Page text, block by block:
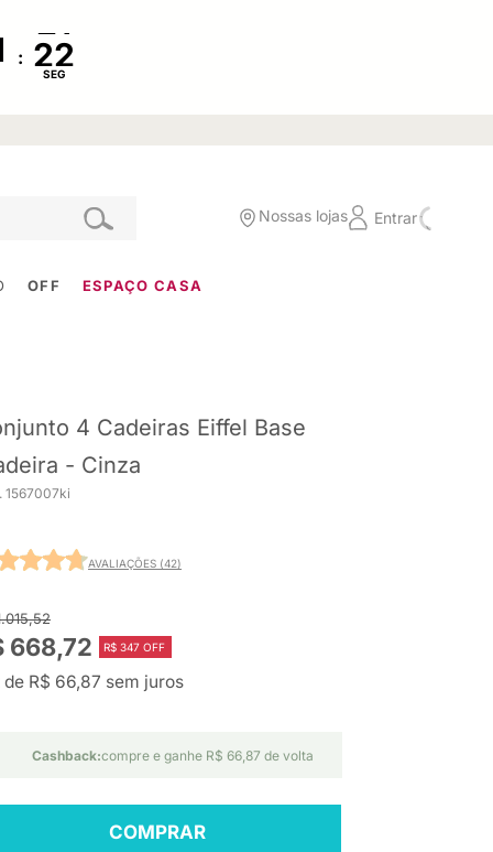
:
SEG
Nossas lojas Entrar
OFF ESPAÇO CASA
4 Cadeiras Eiffel Base
- Cinza
1567007ki
AVALIAÇÕES (42)
668,72 R$ 347 OFF
de R$ 66,87 sem juros
Cashback:compre e ganhe R$ 66,87 de volta
COMPRAR